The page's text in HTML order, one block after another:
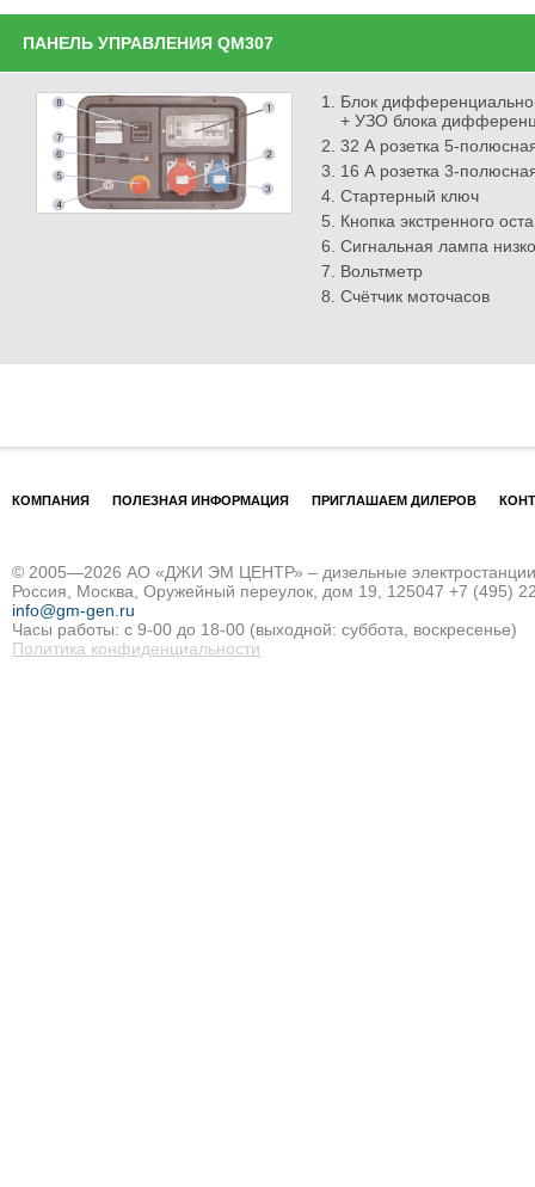
ПАНЕЛЬ УПРАВЛЕНИЯ QM307
Блок
+ УЗО блока
32 А розетка 5-
16 А розетка 3-
Стартерный ключ
Кнопка экстренного
Сигнальная лампа
Вольтметр
Счётчик моточасов
КОМПАНИЯ ПОЛЕЗНАЯ ИНФОРМАЦИЯ ПРИГЛАШАЕМ ДИЛЕРОВ
© 2005—2026 АО «ДЖИ ЭМ ЦЕНТР» – дизельные электростанции
Россия, Москва, Оружейный переулок, дом 19, 125047 +7 (495)
info@gm-gen.ru
Часы работы: с 9-00 до 18-00 (выходной: суббота, воскресенье)
Политика конфиденциальности